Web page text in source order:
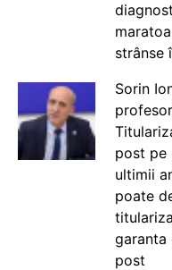
strânse
Sorin
post pe
ultimii
poate
garanta
post